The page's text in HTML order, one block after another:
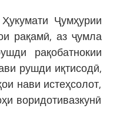
Ҷумҳурии
рақамӣ, аз ҷумла
рақобатнокии
рушди иқтисодӣ,
нави истеҳсолот,
воридотивазкунӣ